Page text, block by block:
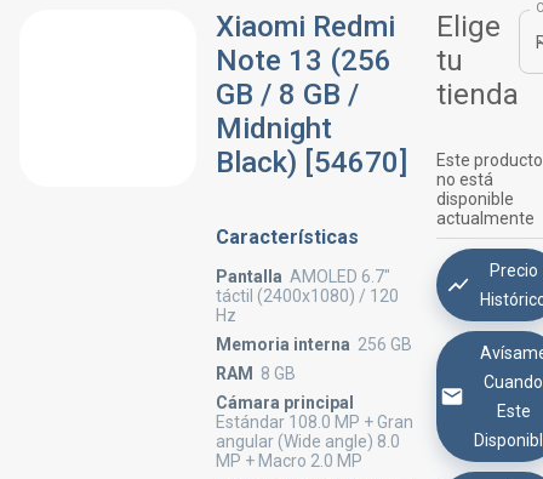
Xiaomi Redmi
Note 13 (256
GB / 8 GB /
Midnight
Black) [54670]
Características
Pantalla AMOLED 6.7"
táctil (2400x1080) / 120
Hz
Memoria interna 256 GB
RAM
8 GB
Cámara principal
Estándar 108.0 MP + Gran
angular (Wide angle) 8.0
MP + Macro 2.0 MP
Elige
tu
tienda
Este producto
no está
disponible
actualmente
Precio
Cuando
Este